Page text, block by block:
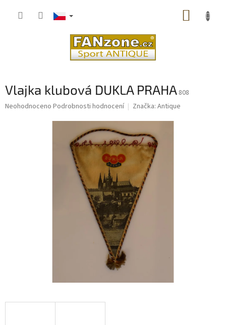
Vlajka klubová DUKLA PRAHA 808
Průměrné
Neohodnoceno Podrobnosti hodnocení Značka: Antique